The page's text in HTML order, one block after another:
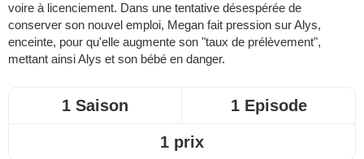
voire à licenciement. Dans une tentative désespérée de
conserver son nouvel emploi, Megan fait pression sur Alys,
enceinte, pour qu'elle augmente son "taux de prélèvement",
mettant ainsi Alys et son bébé en danger.
1 Saison 1 Episode
1 prix